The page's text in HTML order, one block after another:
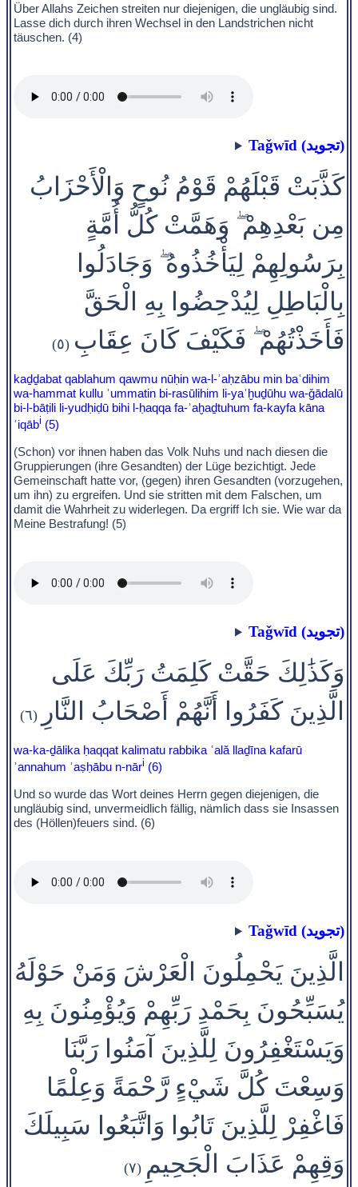
Über Allahs Zeichen streiten nur diejenigen, die ungläubig sind.
Lasse dich durch ihren Wechsel in den Landstrichen nicht
täuschen. (4)
Taǧwīd (تجويد)
كَذَّبَتْ قَبْلَهُمْ قَوْمُ نُوحٍ وَالْأَحْزَابُ
مِن بَعْدِهِمْ ۖ وَهَمَّتْ كُلُّ أُمَّةٍ
بِرَسُولِهِمْ لِيَأْخُذُوهُ ۖ وَجَادَلُوا
بِالْبَاطِلِ لِيُدْحِضُوا بِهِ الْحَقَّ
فَأَخَذْتُهُمْ ۖ فَكَيْفَ كَانَ عِقَابِ (٥)
kaḏḏabat qablahum qawmu nūḥin wa-l-ʾaḥzābu min baʿdihim
wa-hammat kullu ʾummatin bi-rasūlihim li-yaʾḫuḏūhu wa-ǧādalū
bi-l-bāṭili li-yudḥiḍū bihi l-ḥaqqa fa-ʾaḫaḏtuhum fa-kayfa kāna
ʿiqābi (5)
(Schon) vor ihnen haben das Volk Nuhs und nach diesen die
Gruppierungen (ihre Gesandten) der Lüge bezichtigt. Jede
Gemeinschaft hatte vor, (gegen) ihren Gesandten (vorzugehen,
um ihn) zu ergreifen. Und sie stritten mit dem Falschen, um
damit die Wahrheit zu widerlegen. Da ergriff Ich sie. Wie war da
Meine Bestrafung! (5)
Taǧwīd (تجويد)
وَكَذَٰلِكَ حَقَّتْ كَلِمَتُ رَبِّكَ عَلَى
الَّذِينَ كَفَرُوا أَنَّهُمْ أَصْحَابُ النَّارِ
(٦)
wa-ka-ḏālika ḥaqqat kalimatu rabbika ʿală llaḏīna kafarū
ʾannahum ʾaṣḥābu n-nāri (6)
Und so wurde das Wort deines Herrn gegen diejenigen, die
ungläubig sind, unvermeidlich fällig, nämlich dass sie Insassen
des (Höllen)feuers sind. (6)
Taǧwīd (تجويد)
الَّذِينَ يَحْمِلُونَ الْعَرْشَ وَمَنْ حَوْلَهُ
يُسَبِّحُونَ بِحَمْدِ رَبِّهِمْ وَيُؤْمِنُونَ بِهِ
وَيَسْتَغْفِرُونَ لِلَّذِينَ آمَنُوا رَبَّنَا
وَسِعْتَ كُلَّ شَيْءٍ رَّحْمَةً وَعِلْمًا
فَاغْفِرْ لِلَّذِينَ تَابُوا وَاتَّبَعُوا سَبِيلَكَ
وَقِهِمْ عَذَابَ الْجَحِيمِ (٧)